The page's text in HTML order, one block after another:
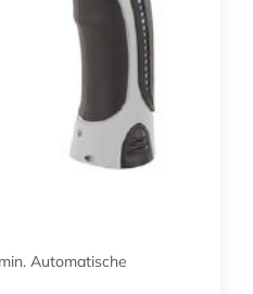
Automatische